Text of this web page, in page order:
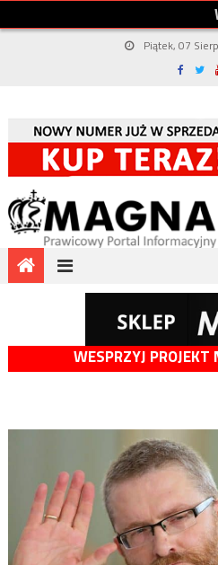
Piątek, 07
WESPRZYJ